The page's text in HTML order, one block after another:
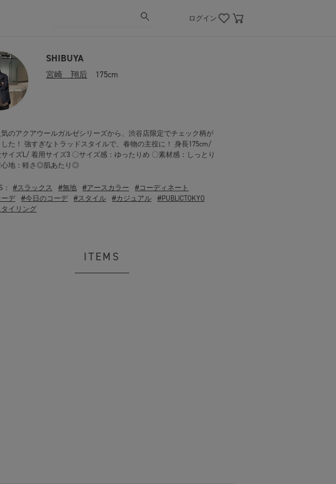
ログイン
SHIBUYA
宮崎 翔后 175cm
気のアクアウールガルゼシリーズから、渋谷店限定でチェック柄が
した！ 強すぎなトラッドスタイルで、春物の主役に！ 身長175cm/
イズL/ 着用サイズ3 〇サイズ感：ゆったりめ 〇素材感：しっとり
心地：軽さ◎肌あたり◎
： #スラックス #無地 #アースカラー
#コーディネート
デ
#今日のコーデ #スタイル #カジュアル
#PUBLICTOKYO
イリング
ITEMS